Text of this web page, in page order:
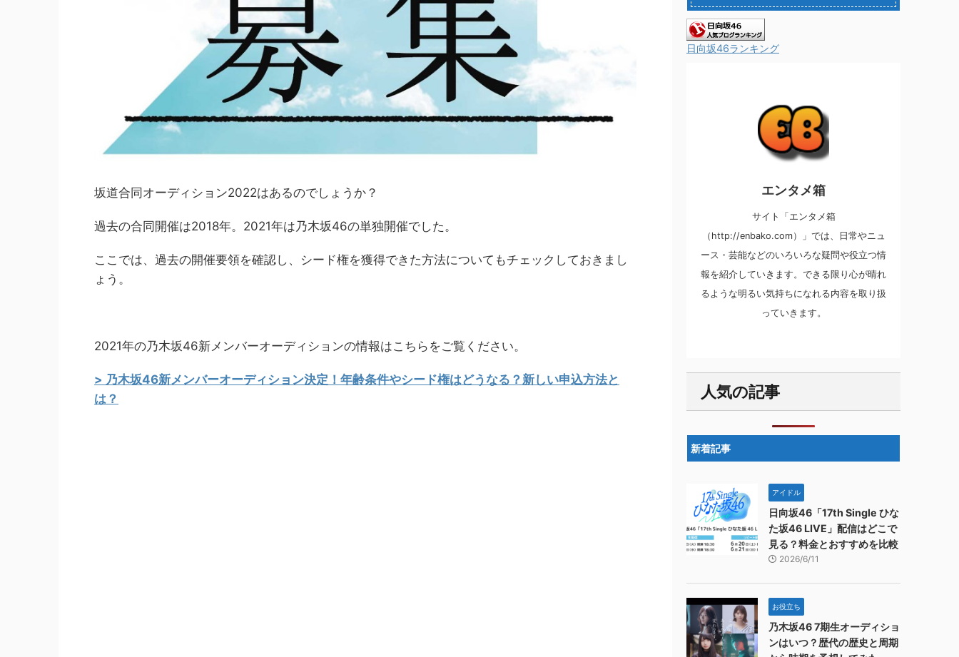
坂道合同オーディション2022はあるのでしょうか？
過去の合同開催は2018年。2021年は乃木坂46の単独開催でした。
ここでは、過去の開催要領を確認し、シード権を獲得できた方法についてもチェックしておきまし
ょう。
2021年の乃木坂46新メンバーオーディションの情報はこちらをご覧ください。
> 乃木坂46新メンバーオーディション決定！年齢条件やシード権はどうなる？新しい申込方法と
は？
日向坂46ランキング
エンタメ箱
サイト「エンタメ箱
（http://enbako.com）」では、日常やニュ
ース・芸能などのいろいろな疑問や役立つ情
報を紹介していきます。できる限り心が晴れ
るような明るい気持ちになれる内容を取り扱
っていきます。
人気の記事
新着記事
アイドル
日向坂46「17th Single ひな
た坂46 LIVE」配信はどこで
見る？料金とおすすめを比較
2026/6/11
お役立ち
乃木坂46 7期生オーディショ
ンはいつ？歴代の歴史と周期